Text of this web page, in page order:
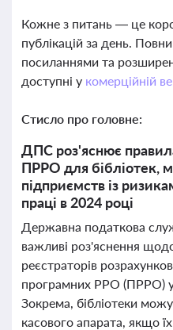
Кожне з питань — це
публікацій за день.
посиланнями та
доступні у комерційній
Стисло про головне:
ДПС роз'яснює
ПРРО для бібліотек,
підприємств із
праці в 2024 році
Державна податкова
важливі роз'яснення
реєстраторів
програмних РРО (ПРРО) у
Зокрема, бібліотеки
касового апарата, якщо